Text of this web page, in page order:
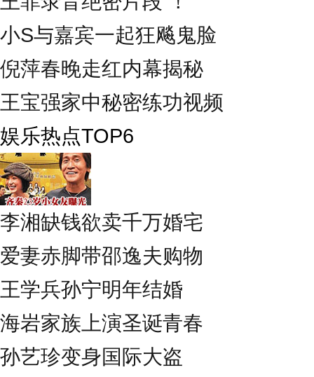
小S与嘉宾一起狂飚鬼脸
倪萍春晚走红内幕揭秘
王宝强家中秘密练功视频
娱乐热点TOP6
李湘缺钱欲卖千万婚宅
爱妻赤脚带邵逸夫购物
王学兵孙宁明年结婚
海岩家族上演圣诞青春
孙艺珍变身国际大盗